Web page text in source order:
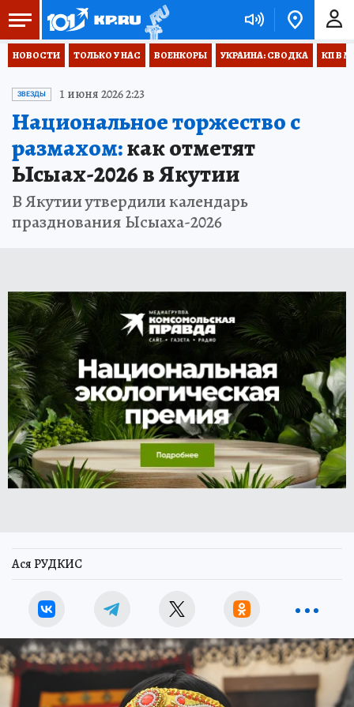
НОВОСТИ ТОЛЬКО У НАС ВОЕНКОРЫ УКРАИНА: СВОДКА КП В
ЗВЕЗДЫ 1 июня 2026 2:23
Национальное торжество с
размахом:как отметят
Ысыах-2026 в Якутии
В Якутии утвердили календарь
празднования Ысыаха-2026
Ася РУДКИС